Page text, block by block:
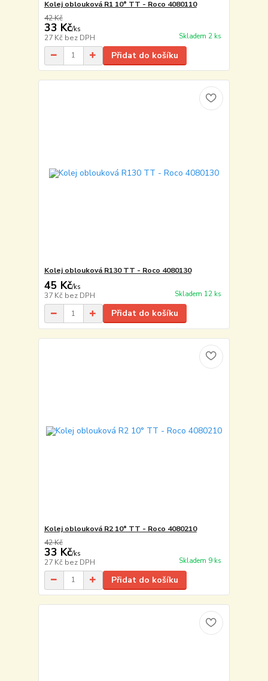
Kolej oblouková R1 10° TT - Roco 4080110
42 Kč
33 Kč/ks
27 Kč bez DPH Skladem 2 ks
Přidat do košíku
Kolej oblouková R130 TT - Roco 4080130
45 Kč/ks
37 Kč bez DPH Skladem 12 ks
Přidat do košíku
Kolej oblouková R2 10° TT - Roco 4080210
42 Kč
33 Kč/ks
27 Kč bez DPH Skladem 9 ks
Přidat do košíku